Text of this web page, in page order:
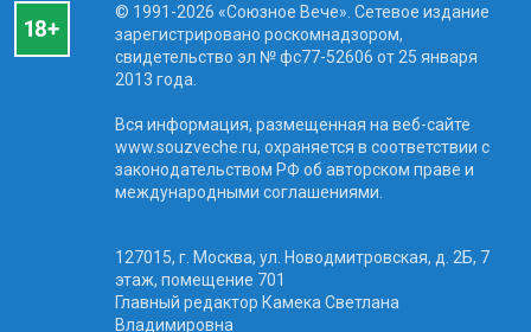
© 1991-2026 «Союзное Вече». Сетевое издание
зарегистрировано роскомнадзором,
свидетельство эл № фc77-52606 от 25 января
2013 года.
Вся информация, размещенная на веб-сайте
www.souzveche.ru, охраняется в соответствии с
законодательством РФ об авторском праве и
международными соглашениями.
127015, г. Москва, ул. Новодмитровская, д. 2Б, 7
этаж, помещение 701
Главный редактор Камека Светлана
Владимировна